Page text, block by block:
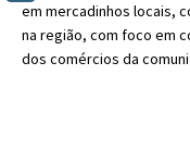
em mercadinhos locais,
na região, com foco em
dos comércios da